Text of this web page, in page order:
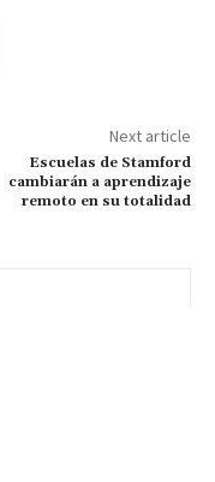
Next article
Escuelas de Stamford
cambiarán a aprendizaje
remoto en su totalidad